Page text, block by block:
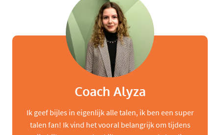
Coach Alyza
Ik geef bijles in eigenlijk alle talen, ik ben een super
talen fan! Ik vind het vooral belangrijk om tijdens